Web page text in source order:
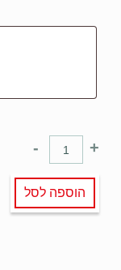
+
-
הוספה לסל